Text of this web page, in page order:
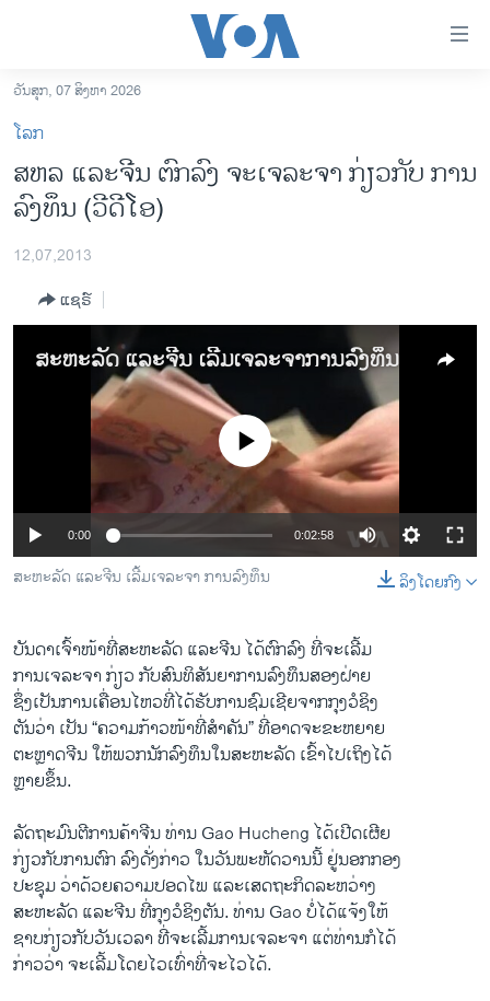
ເຂົ້າ
ຫາ
ຂ້າມ
ຂ້າມ
ຫາ
ອາເມຣິກາ
ຂ່າວ​ຈີນ
ໂລກ
ເອເຊຍ
ອິດສະຫຼະພາບດ້ານການຂ່າວ
ຊີວິດຊາວລາວ
ວິທະຍາສາດ-ເທັກໂນໂລຈີ
ທຸລະກິດ
ພາສາອັງກິດ
ສຽງ
ລາຍການກະຈາຍສຽງ
ລາຍງານ
ຕິດຕາມພວກເຮົາ ທີ່
ພາສາຕ່າງໆ
ວັນສຸກ, 07 ສິງຫາ 2026
ໂລກ
ສຫລ ​ແລະຈີນ ຕົກລົງ ​ຈະເຈລະຈາ ກ່ຽວກັບ ການ
ລົງທຶນ (ວີດີໂອ)
12,07,2013
ແຊຣ໌
ສະຫະລັດ ແລະຈີນ ເລີ້ມເຈລະຈາການລົງທຶນ
No media source currently available
0:00 0:02:58
ລິງໂດຍກົງ
ສະຫະລັດ ແລະຈີນ ເລີ້ມເຈລະຈາ ການລົງທຶນ
ບັນດາ​ເຈົ້າ​ໜ້າ​ທີ່ສະຫະລັດ ​ແລະຈີນ ​ໄດ້​ຕົກລົງ​ ທີ່​ຈະ​ເລີ້ມ
ການ​ເຈລະຈາ ກ່ຽວ ກັບສົນທິສັນຍາ​ການລົງທຶນສອງ​ຝ່າຍ
ຊຶ່ງ​ເປັນ​ການເຄື່ອນ​ໄຫວທີ່​ໄດ້​ຮັບ​ການ​ຊົມ​ເຊີຍ​ຈາກກຸງ​ວໍ​ຊິງ​
ຕັນວ່າ​ ເປັນ “ຄວາມ​ກ້າວໜ້າ​ທີ່​ສໍາຄັນ” ທີ່​ອາດຈະ​ຂະຫຍາຍ
ຕະຫຼາດຈີນ ​ໃຫ້​ພວກ​ນັກ​ລົງທຶນ​ໃນສະຫະລັດ ​ເຂົ້າ​ໄປ​ເຖິງ​ໄດ້​
ຫຼາຍຂຶ້ນ.
ລັດຖະມົນຕີການ​ຄ້າ​ຈີນ ທ່ານ Gao Hucheng ​ໄດ້​ເປີດ​ເຜີຍ
ກ່ຽວ​ກັບ​ການ​ຕົກ ລົງ​ດັ່ງກ່າວ ​ໃນ​ວັນ​ພະຫັດ​ວານ​ນີ້ ຢູ່​ນອກກອງ
​ປະຊຸມ ວ່າ​ດ້ວຍຄວາມ​ປອດ​ໄພ ​ແລະ​ເສດຖະກິດລະຫວ່າງ
ສະຫະ​ລັດ ​ແລະ​ຈີນ ທີ່​ກຸງ​ວໍ​ຊິງ​ຕັນ. ທ່ານ Gao ບໍ່​ໄດ້ແຈ້ງ​ໃຫ້
ຊາບກ່ຽວ​ກັບວັນ​ເວລາ ທີ່​ຈະ​ເລີ້ມການ​ເຈລະຈາ ​ແຕ່​ທ່ານກໍ​ໄດ້​
ກ່າວ​ວ່າ ຈະ​ເລີ້ມ​ໂດຍໄວ​ເທົ່າ​ທີ່​ຈະ​ໄວ​ໄດ້.